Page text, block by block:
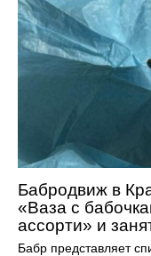
Бабродвиж в
«Ваза с
ассорти» и
Бабр представляет